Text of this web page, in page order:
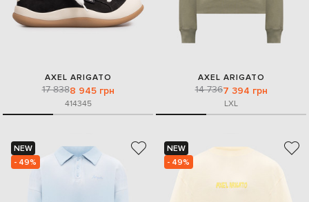
AXEL ARIGATO
17 8388 945 грн
414345
AXEL ARIGATO
14 7367 394 грн
LXL
NEW
- 49%
NEW
- 49%